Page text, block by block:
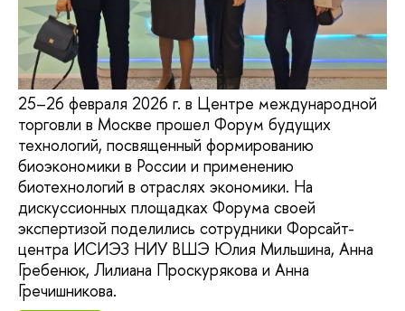
25–26 февраля 2026 г. в Центре международной
торговли в Москве прошел Форум будущих
технологий, посвященный формированию
биоэкономики в России и применению
биотехнологий в отраслях экономики. На
дискуссионных площадках Форума своей
экспертизой поделились сотрудники Форсайт-
центра ИСИЭЗ НИУ ВШЭ Юлия Мильшина, Анна
Гребенюк, Лилиана Проскурякова и Анна
Гречишникова.